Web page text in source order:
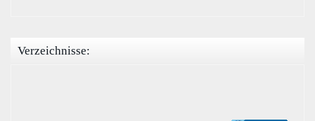
Verzeichnisse: